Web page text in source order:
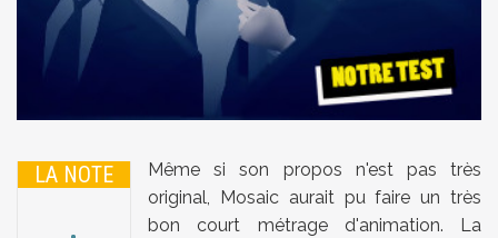
LA NOTE
Même si son propos n'est pas très
original, Mosaic aurait pu faire un très
bon court métrage d'animation. La